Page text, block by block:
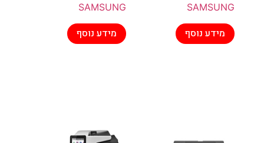
SAMSUNG
מידע נוסף
SAMSUNG
מידע נוסף